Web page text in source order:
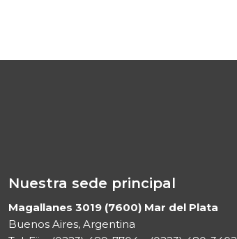
Nuestra sede principal
Magallanes 3019 (7600) Mar del Plata
Buenos Aires, Argentina